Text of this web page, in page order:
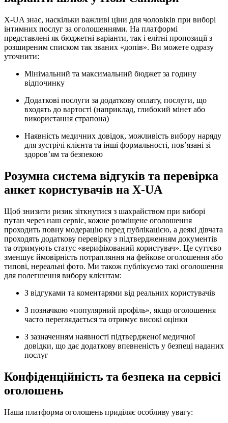
X-UA знає, наскільки важливі ціни для чоловіків при виборі
інтимних послуг за оголошеннями. На платформі
представлені як бюджетні варіанти, так і елітні пропозиції з
розширеним списком так званих «допів». Ви можете одразу
уточнити:
Мінімальний та максимальний бюджет за годину
відпочинку
Додаткові послуги за додаткову оплату, послуги, що
входять до вартості (наприклад, глибокий мінет або
використання страпона)
Наявність медичних довідок, можливість вибору наряду
для зустрічі клієнта та інші формальності, пов’язані зі
здоров’ям та безпекою
Розумна система відгуків та перевірка
анкет користувачів на X-UA
Щоб знизити ризик зіткнутися з шахрайством при виборі
путан через наш сервіс, кожне розміщене оголошення
проходить повну модерацію перед публікацією, а деякі дівчата
проходять додаткову перевірку з підтвердженням документів
та отримують статус «верифікований користувач». Це суттєво
зменшує ймовірність потрапляння на фейкове оголошення або
типові, нереальні фото. Ми також публікуємо такі оголошення
для полегшення вибору клієнтам:
З відгуками та коментарями від реальних користувачів
З позначкою «популярний профіль», якщо оголошення
часто переглядається та отримує високі оцінки
З зазначенням наявності підтвердженої медичної
довідки, що дає додаткову впевненість у безпеці наданих
послуг
Конфіденційність та безпека на сервісі
оголошень
Наша платформа оголошень приділяє особливу увагу: